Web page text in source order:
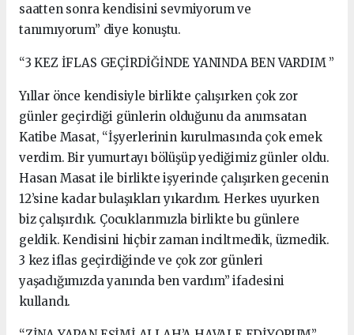
saatten sonra kendisini sevmiyorum ve
tanımıyorum” diye konuştu.
“3 KEZ İFLAS GEÇİRDİĞİNDE YANINDA BEN VARDIM ”
Yıllar önce kendisiyle birlikte çalışırken çok zor
günler geçirdiği günlerin olduğunu da anımsatan
Katibe Masat, “İşyerlerinin kurulmasında çok emek
verdim. Bir yumurtayı bölüşüp yediğimiz günler oldu.
Hasan Masat ile birlikte işyerinde çalışırken gecenin
12’sine kadar bulaşıkları yıkardım. Herkes uyurken
biz çalışırdık. Çocuklarımızla birlikte bu günlere
geldik. Kendisini hiçbir zaman inciltmedik, üzmedik.
3 kez iflas geçirdiğinde ve çok zor günleri
yaşadığımızda yanında ben vardım” ifadesini
kullandı.